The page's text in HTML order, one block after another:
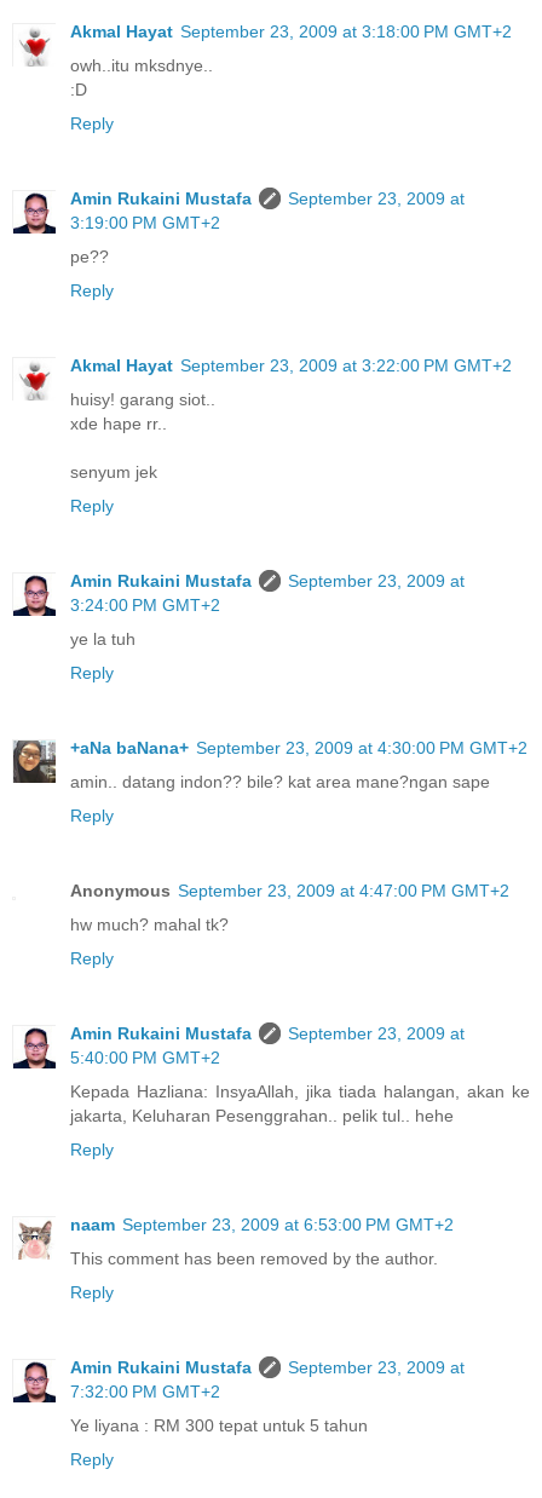
Akmal Hayat September 23, 2009 at 3:18:00 PM GMT+2
owh..itu mksdnye..
:D
Reply
Amin Rukaini Mustafa
September 23, 2009 at
3:19:00 PM GMT+2
pe??
Reply
Akmal Hayat September 23, 2009 at 3:22:00 PM GMT+2
huisy! garang siot..
xde hape rr..
senyum jek
Reply
Amin Rukaini Mustafa
September 23, 2009 at
3:24:00 PM GMT+2
ye la tuh
Reply
+aNa baNana+ September 23, 2009 at 4:30:00 PM GMT+2
amin.. datang indon?? bile? kat area mane?ngan sape
Reply
Anonymous September 23, 2009 at 4:47:00 PM GMT+2
hw much? mahal tk?
Reply
Amin Rukaini Mustafa
September 23, 2009 at
5:40:00 PM GMT+2
Kepada Hazliana: InsyaAllah, jika tiada halangan, akan ke
jakarta, Keluharan Pesenggrahan.. pelik tul.. hehe
Reply
naam September 23, 2009 at 6:53:00 PM GMT+2
This comment has been removed by the author.
Reply
Amin Rukaini Mustafa
September 23, 2009 at
7:32:00 PM GMT+2
Ye liyana : RM 300 tepat untuk 5 tahun
Reply